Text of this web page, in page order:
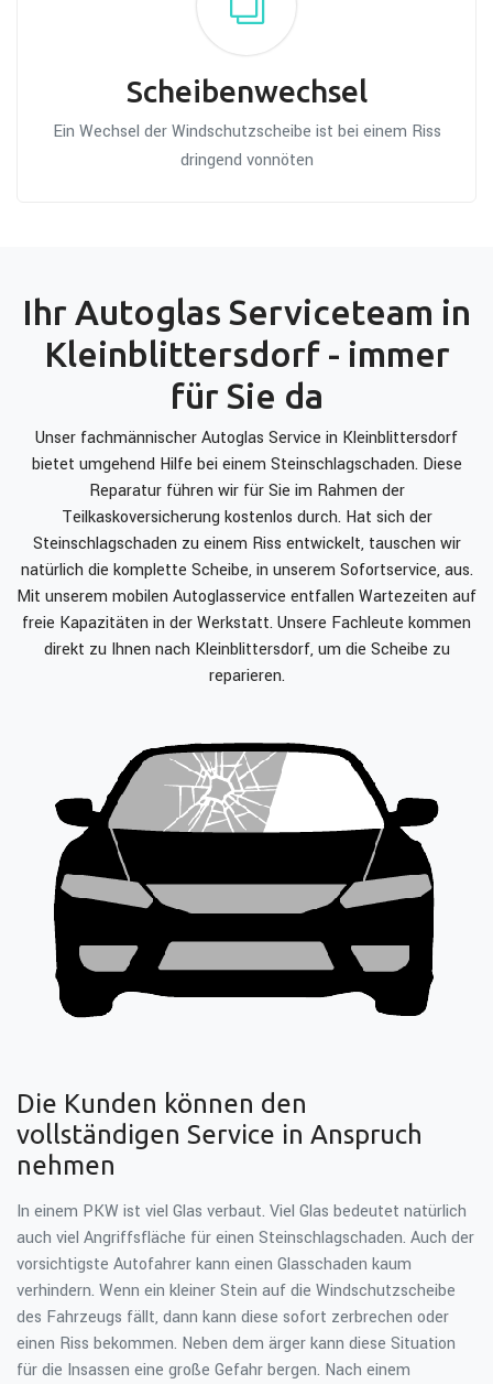
Scheibenwechsel
Ein Wechsel der Windschutzscheibe ist bei einem Riss
dringend vonnöten
Ihr Autoglas Serviceteam in
Kleinblittersdorf - immer
für Sie da
Unser fachmännischer Autoglas Service in Kleinblittersdorf
bietet umgehend Hilfe bei einem Steinschlagschaden. Diese
Reparatur führen wir für Sie im Rahmen der
Teilkaskoversicherung kostenlos durch. Hat sich der
Steinschlagschaden zu einem Riss entwickelt, tauschen wir
natürlich die komplette Scheibe, in unserem Sofortservice, aus.
Mit unserem mobilen Autoglasservice entfallen Wartezeiten auf
freie Kapazitäten in der Werkstatt. Unsere Fachleute kommen
direkt zu Ihnen nach Kleinblittersdorf, um die Scheibe zu
reparieren.
Die Kunden können den
vollständigen Service in Anspruch
nehmen
In einem PKW ist viel Glas verbaut. Viel Glas bedeutet natürlich
auch viel Angriffsfläche für einen Steinschlagschaden. Auch der
vorsichtigste Autofahrer kann einen Glasschaden kaum
verhindern. Wenn ein kleiner Stein auf die Windschutzscheibe
des Fahrzeugs fällt, dann kann diese sofort zerbrechen oder
einen Riss bekommen. Neben dem ärger kann diese Situation
für die Insassen eine große Gefahr bergen. Nach einem